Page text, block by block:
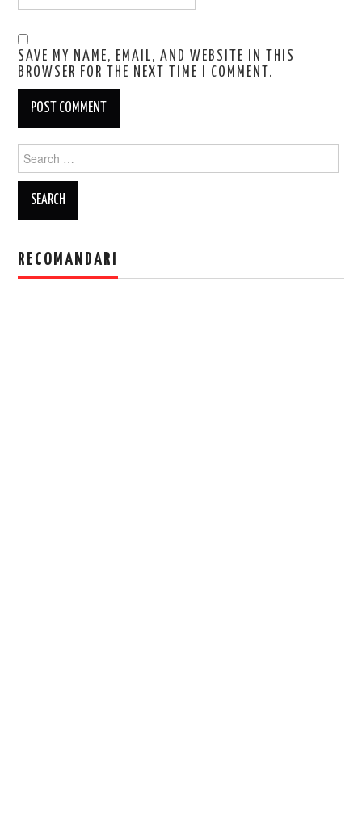
SAVE MY NAME, EMAIL, AND WEBSITE IN THIS
BROWSER FOR THE NEXT TIME I COMMENT.
for:
RECOMANDARI